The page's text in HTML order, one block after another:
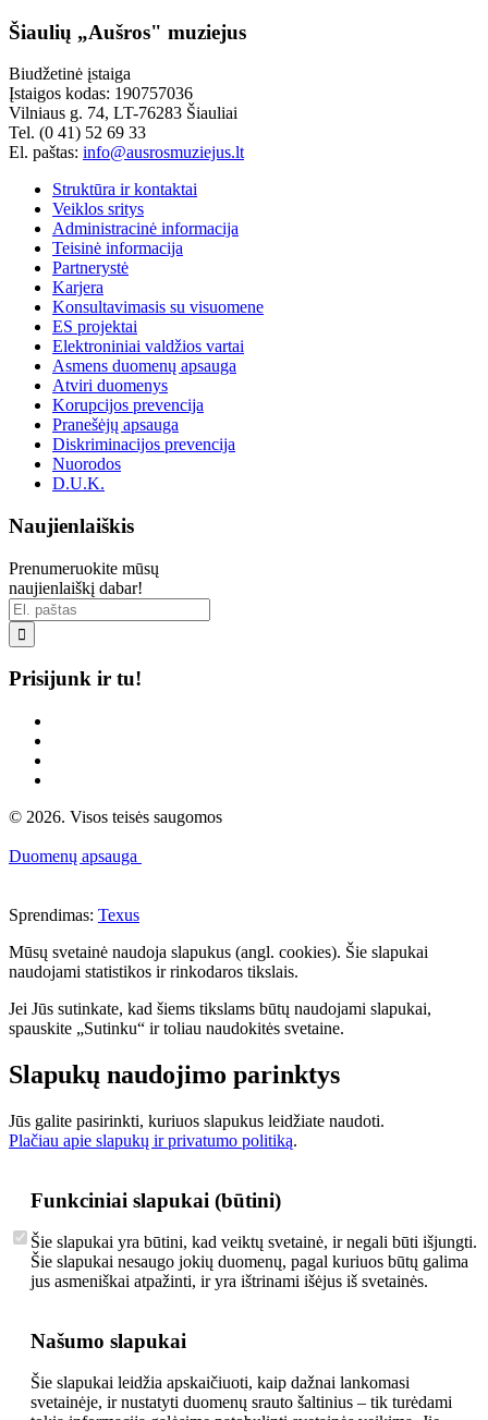
Šiaulių „Aušros" muziejus
Biudžetinė įstaiga
Įstaigos kodas: 190757036
Vilniaus g. 74, LT-76283 Šiauliai
Tel. (0 41) 52 69 33
El. paštas: info@ausrosmuziejus.lt
Struktūra ir kontaktai
Veiklos sritys
Administracinė informacija
Teisinė informacija
Partnerystė
Karjera
Konsultavimasis su visuomene
ES projektai
Elektroniniai valdžios vartai
Asmens duomenų apsauga
Atviri duomenys
Korupcijos prevencija
Pranešėjų apsauga
Diskriminacijos prevencija
Nuorodos
D.U.K.
Naujienlaiškis
Prenumeruokite mūsų
naujienlaiškį dabar!

Prisijunk ir tu!
© 2026. Visos teisės saugomos
Duomenų apsauga
Sprendimas: Texus
Mūsų svetainė naudoja slapukus (angl. cookies). Šie slapukai
naudojami statistikos ir rinkodaros tikslais.
Jei Jūs sutinkate, kad šiems tikslams būtų naudojami slapukai,
spauskite „Sutinku“ ir toliau naudokitės svetaine.
Slapukų naudojimo parinktys
Jūs galite pasirinkti, kuriuos slapukus leidžiate naudoti.
Plačiau apie slapukų ir privatumo politiką.
Funkciniai slapukai (būtini)
Šie slapukai yra būtini, kad veiktų svetainė, ir negali būti išjungti.
Šie slapukai nesaugo jokių duomenų, pagal kuriuos būtų galima
jus asmeniškai atpažinti, ir yra ištrinami išėjus iš svetainės.
Našumo slapukai
Šie slapukai leidžia apskaičiuoti, kaip dažnai lankomasi
svetainėje, ir nustatyti duomenų srauto šaltinius – tik turėdami